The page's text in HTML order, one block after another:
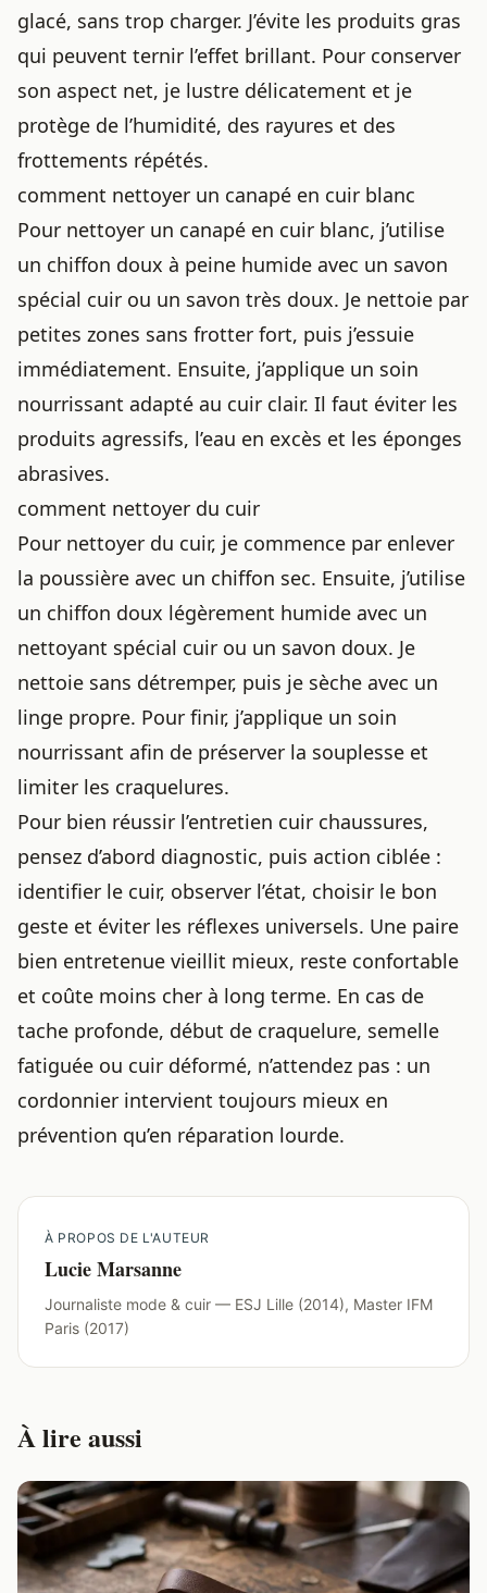
glacé, sans trop charger. J’évite les produits gras
qui peuvent ternir l’effet brillant. Pour conserver
son aspect net, je lustre délicatement et je
protège de l’humidité, des rayures et des
frottements répétés.
comment nettoyer un canapé en cuir blanc
Pour nettoyer un canapé en cuir blanc, j’utilise
un chiffon doux à peine humide avec un savon
spécial cuir ou un savon très doux. Je nettoie par
petites zones sans frotter fort, puis j’essuie
immédiatement. Ensuite, j’applique un soin
nourrissant adapté au cuir clair. Il faut éviter les
produits agressifs, l’eau en excès et les éponges
abrasives.
comment nettoyer du cuir
Pour nettoyer du cuir, je commence par enlever
la poussière avec un chiffon sec. Ensuite, j’utilise
un chiffon doux légèrement humide avec un
nettoyant spécial cuir ou un savon doux. Je
nettoie sans détremper, puis je sèche avec un
linge propre. Pour finir, j’applique un soin
nourrissant afin de préserver la souplesse et
limiter les craquelures.
Pour bien réussir l’entretien cuir chaussures,
pensez d’abord diagnostic, puis action ciblée :
identifier le cuir, observer l’état, choisir le bon
geste et éviter les réflexes universels. Une paire
bien entretenue vieillit mieux, reste confortable
et coûte moins cher à long terme. En cas de
tache profonde, début de craquelure, semelle
fatiguée ou cuir déformé, n’attendez pas : un
cordonnier intervient toujours mieux en
prévention qu’en réparation lourde.
À PROPOS DE L'AUTEUR
Lucie Marsanne
Journaliste mode & cuir — ESJ Lille (2014), Master IFM
Paris (2017)
À lire aussi